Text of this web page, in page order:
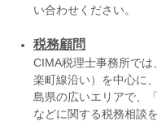
い合わせください。
税務顧問
CIMA税理士事務所で
楽町線沿い）を中心に
島県の広いエリアで、「
などに関する税務相談